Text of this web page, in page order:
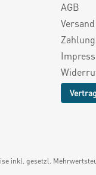
AGB
inkl. gesetzl.